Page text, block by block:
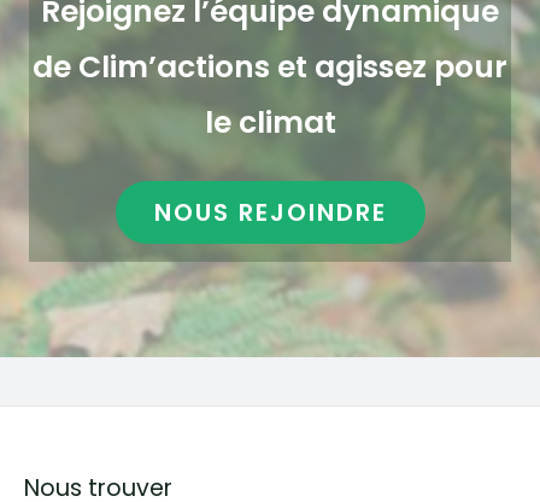
Rejoignez l’équipe dynamique
de Clim’actions et agissez pour
le climat
NOUS REJOINDRE
Nous trouver